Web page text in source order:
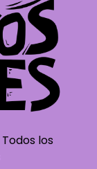
Todos los